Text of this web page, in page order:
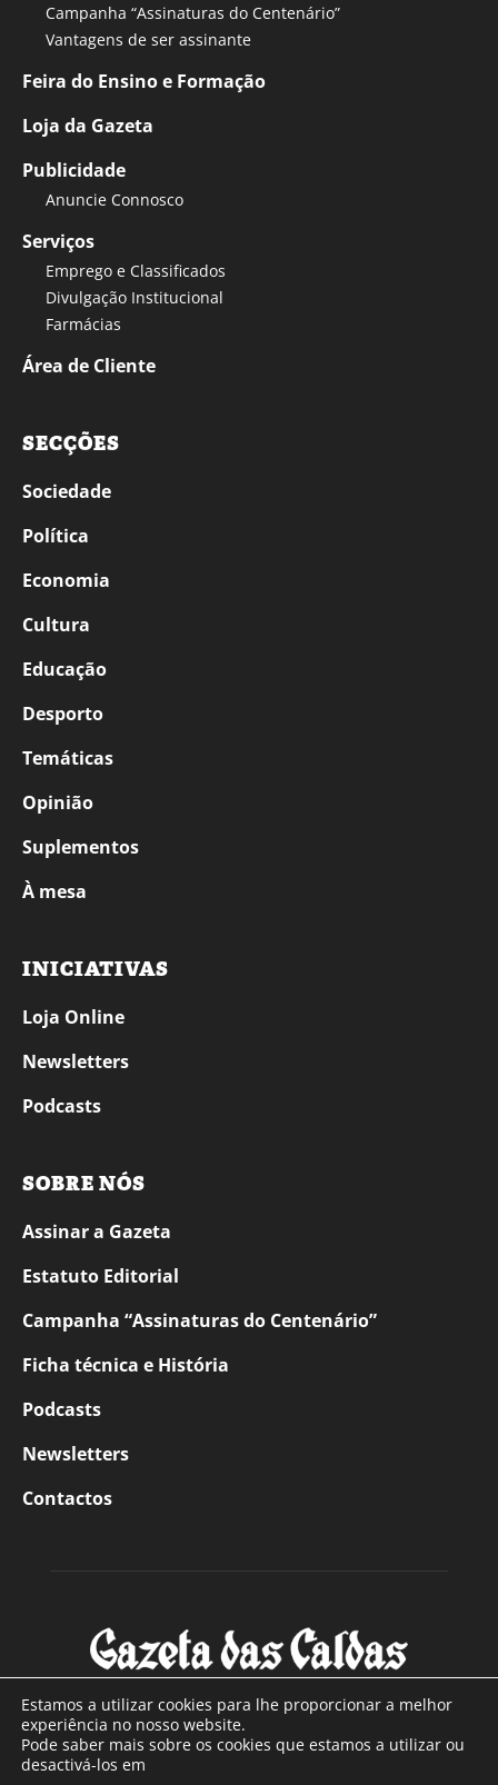
Campanha “Assinaturas do Centenário”
Vantagens de ser assinante
Feira do Ensino e Formação
Loja da Gazeta
Publicidade
Anuncie Connosco
Serviços
Emprego e Classificados
Divulgação Institucional
Farmácias
Área de Cliente
SECÇÕES
Sociedade
Política
Economia
Cultura
Educação
Desporto
Temáticas
Opinião
Suplementos
À mesa
INICIATIVAS
Loja Online
Newsletters
Podcasts
SOBRE NÓS
Assinar a Gazeta
Estatuto Editorial
Campanha “Assinaturas do Centenário”
Ficha técnica e História
Podcasts
Newsletters
Contactos
SOBRE NÓS
Estamos a utilizar cookies para lhe proporcionar a melhor
experiência no nosso website.
Pode saber mais sobre os cookies que estamos a utilizar ou
desactivá-los em